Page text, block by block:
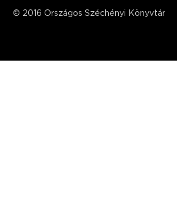
© 2016 Országos Széchényi Könyvtár